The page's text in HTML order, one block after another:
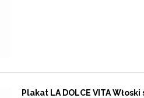
Plakat LA DOLCE VITA